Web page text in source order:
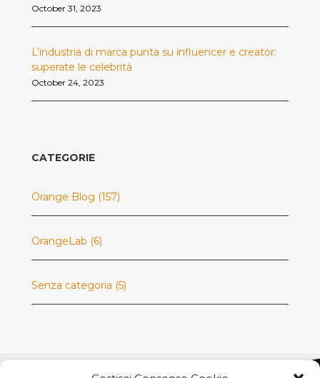
October 31, 2023
L’industria di marca punta su influencer e creator:
superate le celebrità
October 24, 2023
CATEGORIE
Orange Blog (157)
OrangeLab (6)
Senza categoria (5)